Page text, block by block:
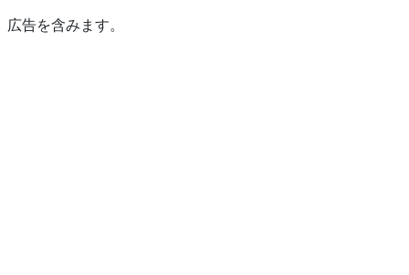
広告を含みます。